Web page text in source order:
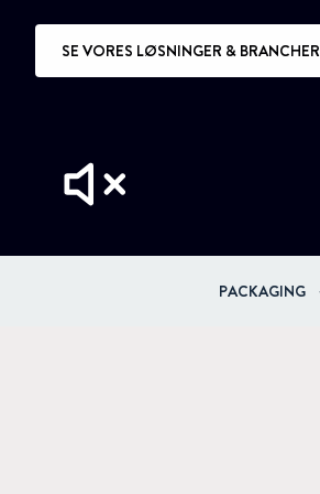
SE VORES LØSNINGER & BRANCHER
PACKAGING